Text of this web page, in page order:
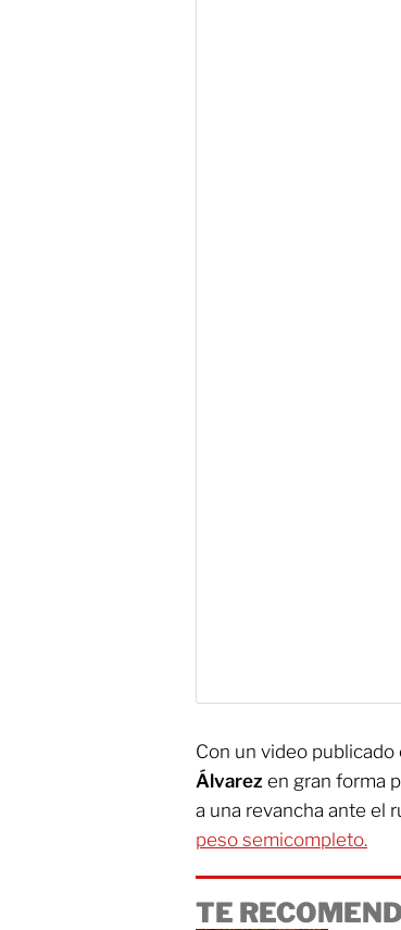
Con un video publicado
Álvarez en gran forma
a una revancha ante el
peso semicompleto.
TE